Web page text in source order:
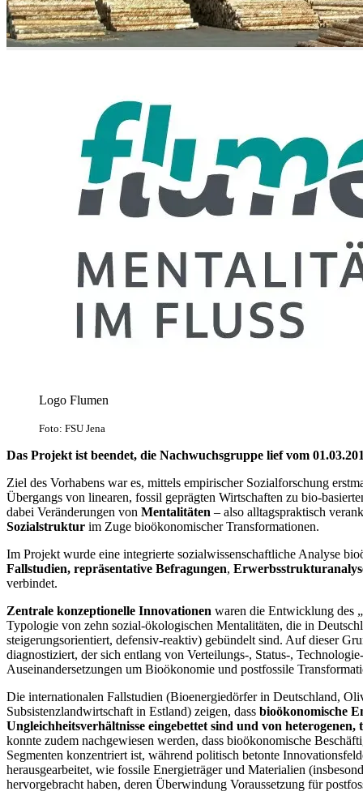
Logo Flumen
Foto: FSU Jena
Das Projekt ist beendet, die Nachwuchsgruppe lief vom
Ziel des Vorhabens war es, mittels empirischer Sozialforschung
Übergangs von linearen, fossil geprägten Wirtschaften zu bio-
dabei Veränderungen von Mentalitäten – also alltagspraktisch
Sozialstruktur im Zuge bioökonomischer Transformationen.
Im Projekt wurde eine integrierte sozialwissenschaftliche Analyse
Fallstudien, repräsentative Befragungen,
verbindet.
Zentrale konzeptionelle Innovationen waren die Entwicklung des
Typologie von zehn sozial-ökologischen Mentalitäten, die in
steigerungsorientiert, defensiv-reaktiv) gebündelt sind. Auf dieser
diagnostiziert, der sich entlang von Verteilungs-, Status-,
Auseinandersetzungen um Bioökonomie und postfossile
Die internationalen Fallstudien (Bioenergiedörfer in Deutschland,
Subsistenzlandwirtschaft in Estland) zeigen, dass bioökonomische
Ungleichheitsverhältnisse eingebettet sind und von
konnte zudem nachgewiesen werden, dass bioökonomische
Segmenten konzentriert ist, während politisch betonte
herausgearbeitet, wie fossile Energieträger und Materialien
hervorgebracht haben, deren Überwindung Voraussetzung für